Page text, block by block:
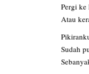
Pergi ke
Atau
Sudah